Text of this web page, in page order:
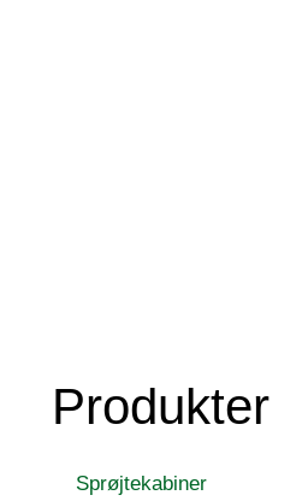
Produkter
Sprøjtekabiner